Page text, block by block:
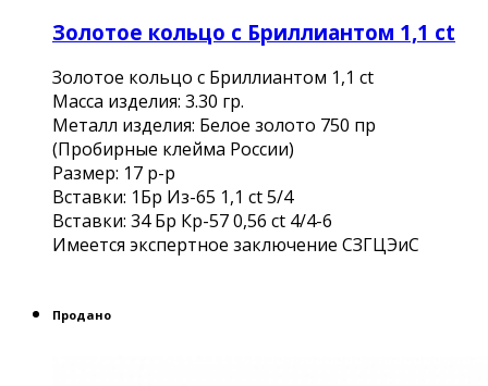
Золотое кольцо с Бриллиантом 1,1 ct
Золотое кольцо с Бриллиантом 1,1 ct
Масса изделия: 3.30 гр.
Металл изделия: Белое золото 750 пр
(Пробирные клейма России)
Размер: 17 р-р
Вставки: 1Бр Из-65 1,1 ct 5/4
Вставки: 34 Бр Кр-57 0,56 ct 4/4-6
Имеется экспертное заключение СЗГЦЭиС
Продано